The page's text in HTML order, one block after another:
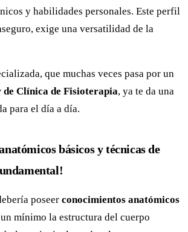
y habilidades personales. Este perfil
exige una versatilidad de la
que muchas veces pasa por un
Clínica de Fisioterapia, ya te da una
para el día a día.
básicos y técnicas de
poseer conocimientos anatómicos
mínimo la estructura del cuerpo